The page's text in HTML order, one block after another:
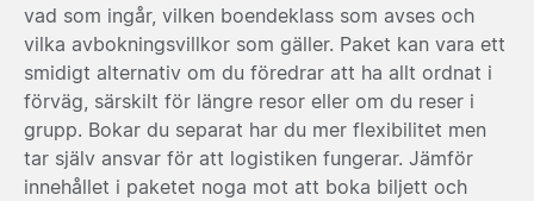
vad som ingår, vilken boendeklass som avses och
vilka avbokningsvillkor som gäller. Paket kan vara ett
smidigt alternativ om du föredrar att ha allt ordnat i
förväg, särskilt för längre resor eller om du reser i
grupp. Bokar du separat har du mer flexibilitet men
tar själv ansvar för att logistiken fungerar. Jämför
innehållet i paketet noga mot att boka biljett och